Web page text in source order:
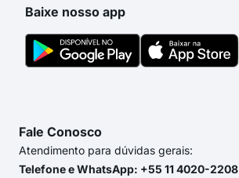
Baixe nosso app
Fale Conosco
Atendimento para dúvidas gerais:
Telefone e WhatsApp: +55 11 4020-2208